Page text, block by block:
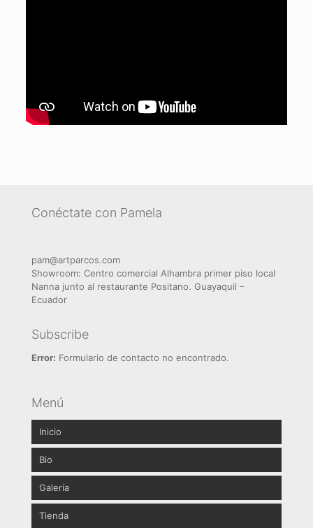
Conéctate con Pamela
pam@artparcos.com
Showroom: Centro comercial Alhambra primer piso local
Nanna junto al restaurante Positano. Guayaquil –
Ecuador
Subscribe
Error: Formulario de contacto no encontrado.
Menú
Inicio
Bio
Brochure
Galería
Abstractos
Tienda